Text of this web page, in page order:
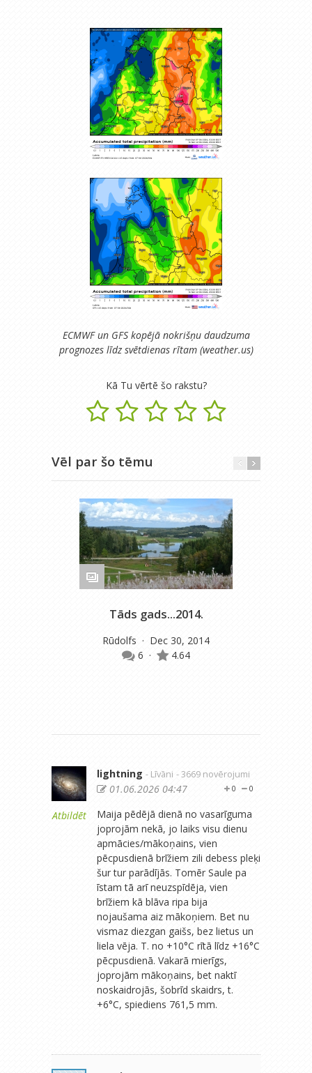
ECMWF un GFS kopējā nokrišņu daudzuma
prognozes līdz svētdienas rītam (weather.us)
Kā Tu vērtē šo rakstu?
Vēl par šo tēmu
Tāds gads...2014.
Rūdolfs · Dec 30, 2014
6 · 4.64
Atbildēt
lightning - Līvāni - 3669 novērojumi
0
0
01.06.2026 04:47
Maija pēdējā dienā no vasarīguma
joprojām nekā, jo laiks visu dienu
apmācies/mākoņains, vien
pēcpusdienā brīžiem zili debess pleķi
šur tur parādījās. Tomēr Saule pa
īstam tā arī neuzspīdēja, vien
brīžiem kā blāva ripa bija
nojaušama aiz mākoņiem. Bet nu
vismaz diezgan gaišs, bez lietus un
liela vēja. T. no +10°C rītā līdz +16°C
pēcpusdienā. Vakarā mierīgs,
joprojām mākoņains, bet naktī
noskaidrojās, šobrīd skaidrs, t.
+6°C, spiediens 761,5 mm.